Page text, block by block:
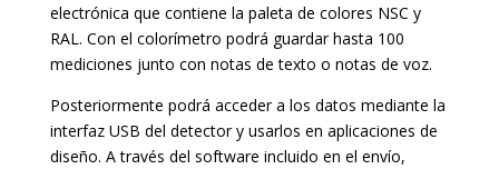
electrónica que contiene la paleta de colores NSC y
RAL. Con el colorímetro podrá guardar hasta 100
mediciones junto con notas de texto o notas de voz.
Posteriormente podrá acceder a los datos mediante la
interfaz USB del detector y usarlos en aplicaciones de
diseño. A través del software incluido en el envío,